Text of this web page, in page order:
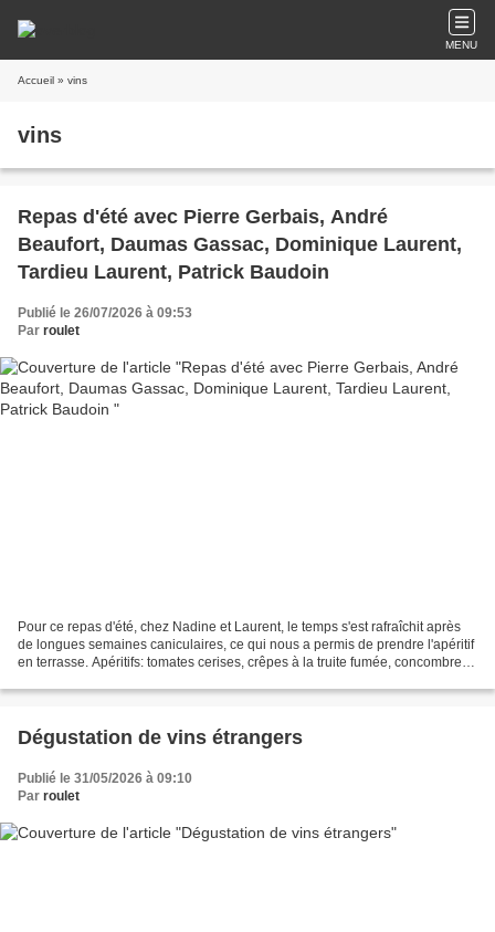
MENU
Accueil » vins
vins
Repas d'été avec Pierre Gerbais, André
Beaufort, Daumas Gassac, Dominique Laurent,
Tardieu Laurent, Patrick Baudoin
Publié le 26/07/2026 à 09:53
Par roulet
Pour ce repas d'été, chez Nadine et Laurent, le temps s'est rafraîchit après
de longues semaines caniculaires, ce qui nous a permis de prendre l'apéritif
en terrasse. Apéritifs: tomates cerises, crêpes à la truite fumée, concombre
Dégustation de vins étrangers
Publié le 31/05/2026 à 09:10
Par roulet